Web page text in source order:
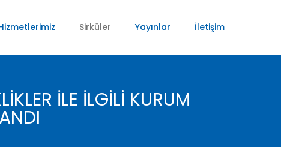
Sirküler Yayınlar İletişim
İLE İLGİLİ KURUM